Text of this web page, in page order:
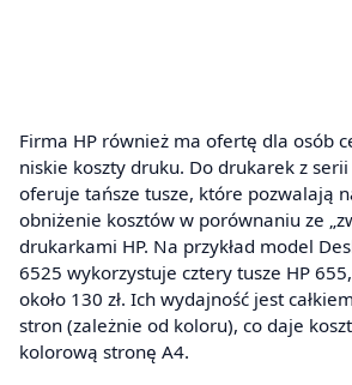
Firma HP również ma ofertę dla osób
niskie koszty druku. Do drukarek z
oferuje tańsze tusze, które pozwalają
obniżenie kosztów w porównaniu ze
drukarkami HP. Na przykład model
6525 wykorzystuje cztery tusze HP
około 130 zł. Ich wydajność jest
stron (zależnie od koloru), co daje
kolorową stronę A4.